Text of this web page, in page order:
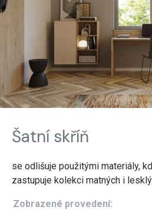
Šatní skříň
se odlišuje použitými materiály,
zastupuje kolekci matných i
Zobrazené provedení: